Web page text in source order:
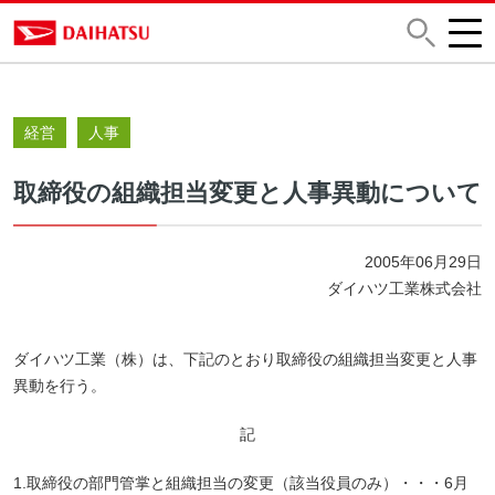
経営 人事
取締役の組織担当変更と人事異動について
2005年06月29日
ダイハツ工業株式会社
ダイハツ工業（株）は、下記のとおり取締役の組織担当変更と人事
異動を行う。
記
1.取締役の部門管掌と組織担当の変更（該当役員のみ）・・・6月